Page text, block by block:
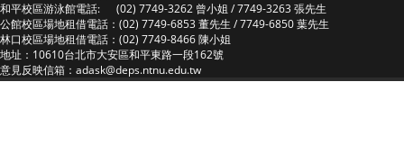
和平校區游泳館電話: (02) 7749-3262 曾小姐 / 7749-3263 張先生
公館校區場地租借電話：(02) 7749-6853 董先生 / 7749-6850 葉先生
林口校區場地租借電話：(02) 7749-8466 陳小姐
地址：10610台北市大安區和平東路一段162號
意見反映信箱：adask@deps.ntnu.edu.tw